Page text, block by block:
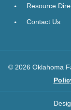
Resource
Contact Us
© 2026 Oklahoma